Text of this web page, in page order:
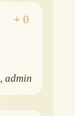
admin